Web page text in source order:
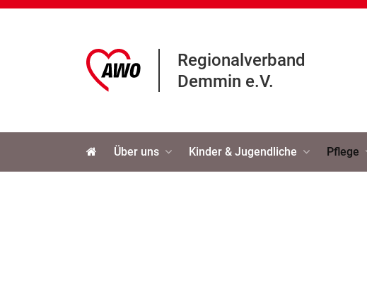
Regionalverband
Demmin e.V.
Über uns Kinder & Jugendliche Pflege